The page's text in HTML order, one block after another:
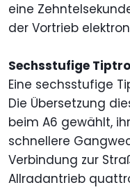
eine
der Vortrieb
Sechsstufige
Eine sechsstufige
Die Übersetzung
beim A6 gewählt,
schnellere
Verbindung zur
Allradantrieb